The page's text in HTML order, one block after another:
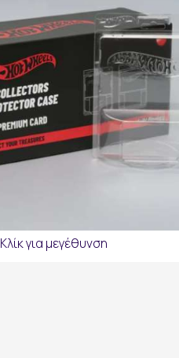
Κλίκ για μεγέθυνση